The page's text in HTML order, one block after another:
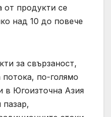
от продукти се
над 10 до повече
за свързаност,
потока, по-голямо
в Югоизточна Азия
пазар,